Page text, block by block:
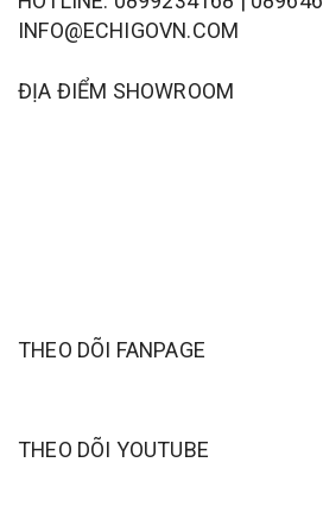
INFO@ECHIGOVN.COM
ĐỊA ĐIỂM SHOWROOM
THEO DÕI FANPAGE
THEO DÕI YOUTUBE